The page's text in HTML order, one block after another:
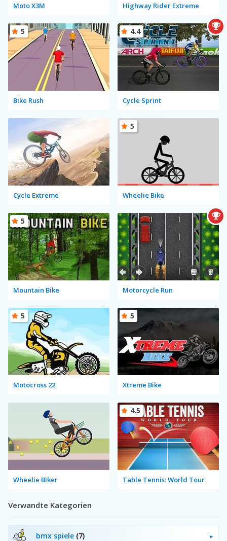
Moto X3M Highway Rider Extreme
Bike Rush
5
Cycle Sprint
4.4
Cycle Extreme Wheelie Bike
5
Mountain Bike
5
Motorcycle Run
Motocross 22
5
Xtreme Bike
5
Wheelie Biker Table Tennis: World Tour
4.5
Verwandte Kategorien
bmx spiele (7)